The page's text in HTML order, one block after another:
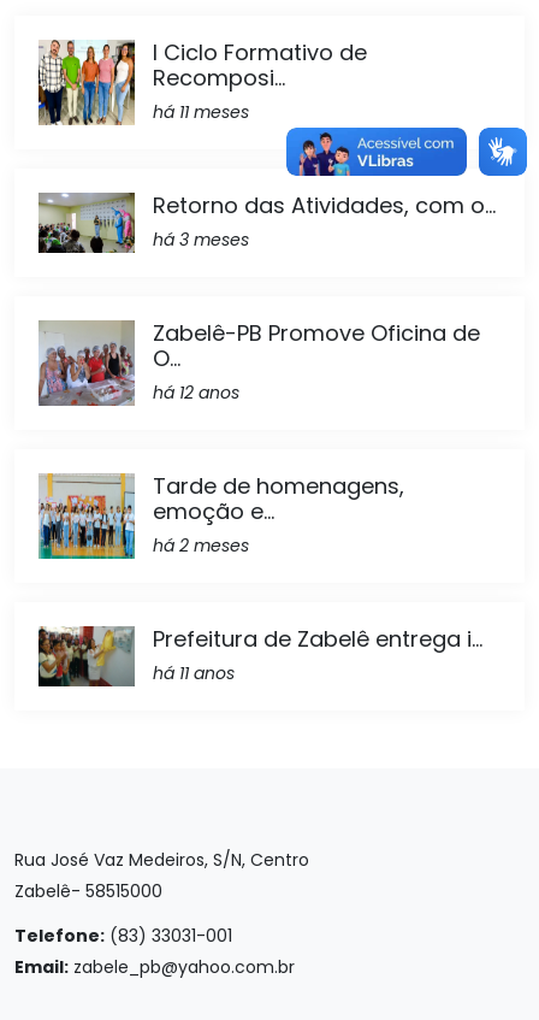
I Ciclo Formativo de
Recomposi...
há 11 meses
Retorno das Atividades, com o...
há 3 meses
Zabelê-PB Promove Oficina de
O...
há 12 anos
Tarde de homenagens,
emoção e...
há 2 meses
Prefeitura de Zabelê entrega i...
há 11 anos
Rua José Vaz Medeiros, S/N, Centro
Zabelê- 58515000
Telefone: (83) 33031-001
Email: zabele_pb@yahoo.com.br